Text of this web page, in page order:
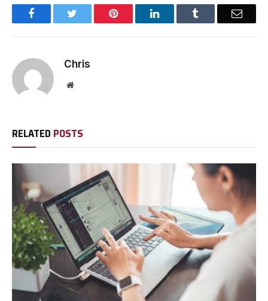
Facebook Pinterest LinkedIn Email
Chris
Website
RELATED POSTS